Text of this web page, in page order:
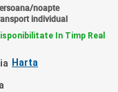
noapte
individual
In Timp Real
Harta